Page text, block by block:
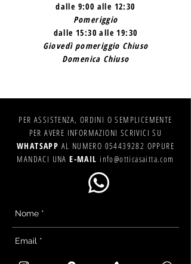
dalle 9:00 alle 12:30
Pomeriggio
dalle 15:30 alle 19:30
Giovedì pomeriggio Chiuso
Domenica Chiuso
PER ASSISTENZA, ORDINI O SEMPLICEMENTE
PER AVERE INFORMAZIONI SCRIVICI SU
WHATSAPP AL NUMERO 054439282 OPPURE
MANDACI UNAE-MAIL info@otticasaitta.com